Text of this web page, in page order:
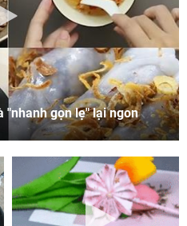
"nhanh gọn lẹ" lại ngon